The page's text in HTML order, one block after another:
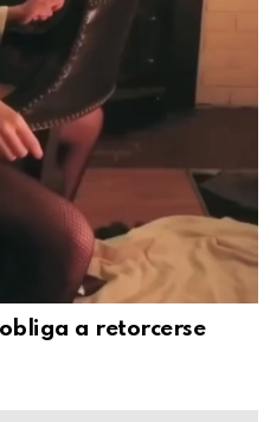
a retorcerse